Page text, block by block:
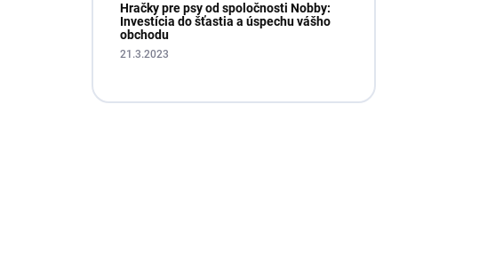
Hračky pre psy od spoločnosti Nobby:
Investícia do šťastia a úspechu vášho
obchodu
21.3.2023